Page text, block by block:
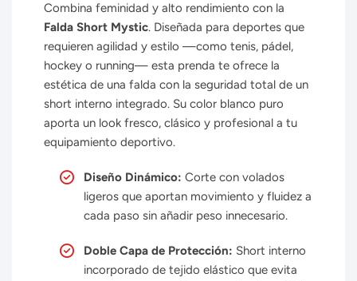
Combina feminidad y alto rendimiento con la
Falda Short Mystic. Diseñada para deportes que
requieren agilidad y estilo —como tenis, pádel,
hockey o running— esta prenda te ofrece la
estética de una falda con la seguridad total de un
short interno integrado. Su color blanco puro
aporta un look fresco, clásico y profesional a tu
equipamiento deportivo.
Diseño Dinámico: Corte con volados
ligeros que aportan movimiento y fluidez a
cada paso sin añadir peso innecesario.
Doble Capa de Protección: Short interno
incorporado de tejido elástico que evita